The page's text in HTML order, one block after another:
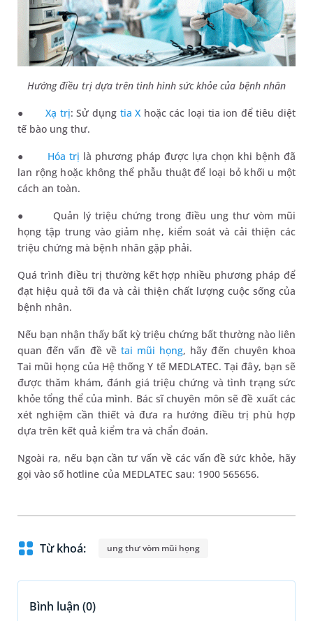
Hướng điều trị dựa trên tình hình sức khỏe của bệnh nhân
● Xạ trị: Sử dụng tia Xhoặc các loại tia ion để tiêu diệt
tế bào ung thư.
● Hóa trị là phương pháp được lựa chọn khi bệnh đã
lan rộng hoặc không thể phẫu thuật để loại bỏ khối u một
cách an toàn.
●
Quản lý triệu chứng trong điều ung thư vòm mũi
họng tập trung vào giảm nhẹ, kiểm soát và cải thiện các
triệu chứng mà bệnh nhân gặp phải.
Quá trình điều trị thường kết hợp nhiều phương pháp để
đạt hiệu quả tối đa và cải thiện chất lượng cuộc sống của
bệnh nhân.
Nếu bạn nhận thấy bất kỳ triệu chứng bất thường nào liên
quan đến vấn đề về tai mũi họng, hãy đến chuyên khoa
Tai mũi họng của Hệ thống Y tế MEDLATEC. Tại đây, bạn sẽ
được thăm khám, đánh giá triệu chứng và tình trạng sức
khỏe tổng thể của mình. Bác sĩ chuyên môn sẽ đề xuất các
xét nghiệm cần thiết và đưa ra hướng điều trị phù hợp
dựa trên kết quả kiểm tra và chẩn đoán.
Ngoài ra, nếu bạn cần tư vấn về các vấn đề sức khỏe, hãy
gọi vào số hotline của MEDLATEC sau: 1900 565656.
Từ khoá: ung thư vòm mũi họng
Bình luận (0)